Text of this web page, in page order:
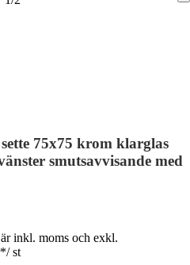
75x75 krom klarglas
smutsavvisande med
inkl. moms och exkl.
*/ st